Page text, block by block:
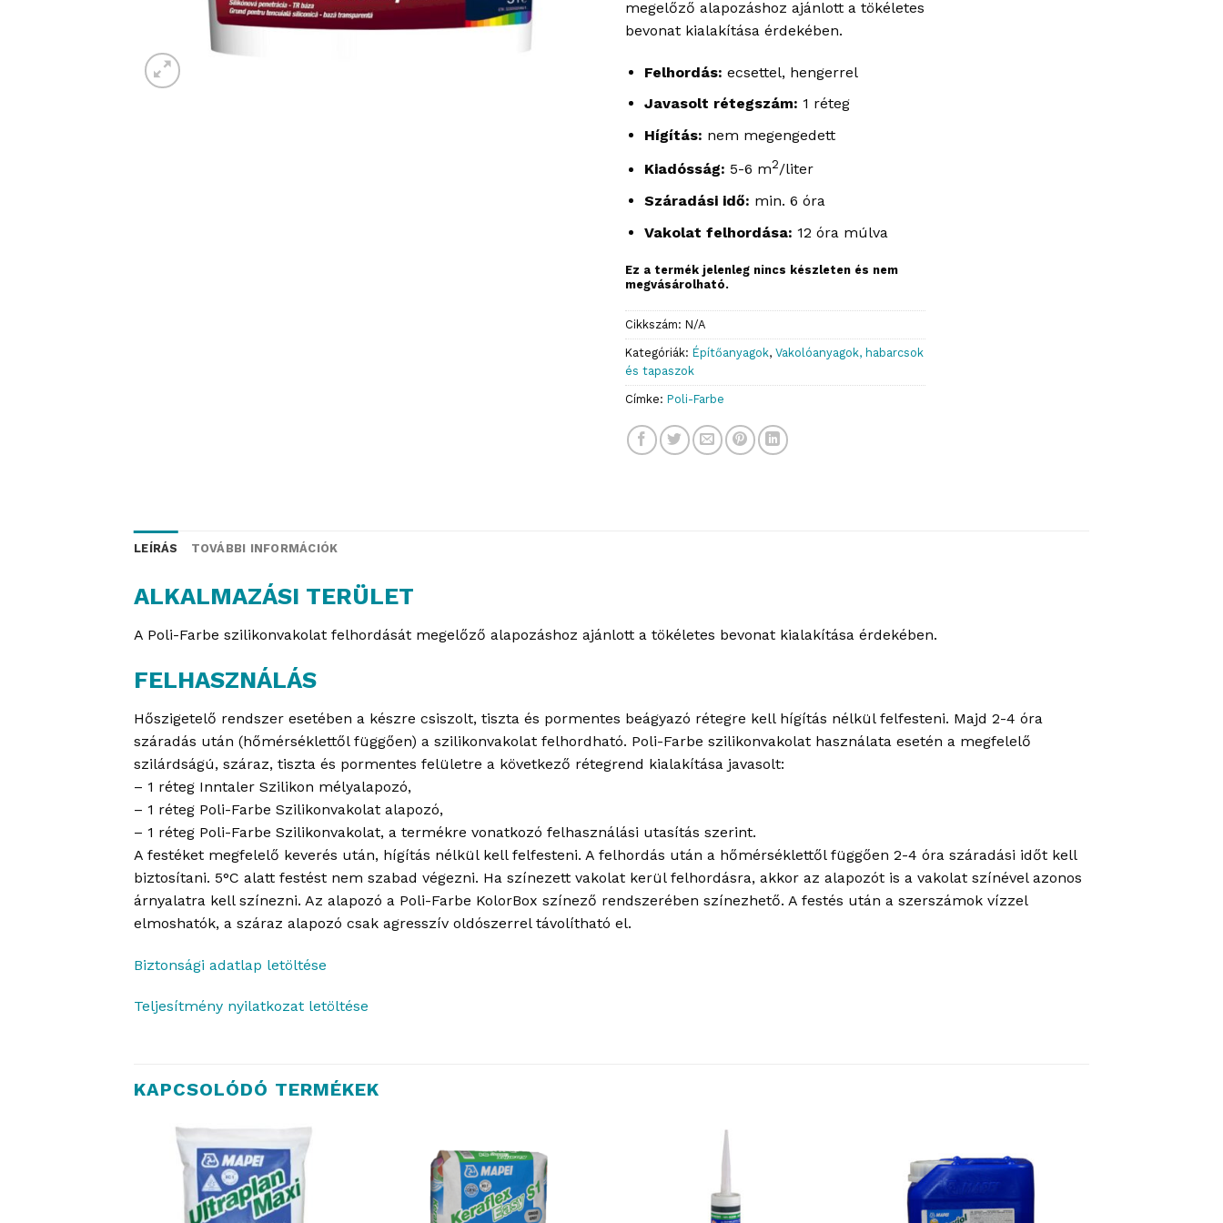
megelőző alapozáshoz ajánlott a tökéletes
bevonat kialakítása érdekében.
Felhordás: ecsettel, hengerrel
Javasolt rétegszám: 1 réteg
Hígítás: nem megengedett
Kiadósság: 5-6 m2/liter
Száradási idő: min. 6 óra
Vakolat felhordása: 12 óra múlva
Ez a termék jelenleg nincs készleten és nem
megvásárolható.
Cikkszám: N/A
Kategóriák: Építőanyagok, Vakolóanyagok, habarcsok
és tapaszok
Címke: Poli-Farbe
LEÍRÁS TOVÁBBI INFORMÁCIÓK
ALKALMAZÁSI TERÜLET
A Poli-Farbe szilikonvakolat felhordását megelőző alapozáshoz ajánlott a tökéletes bevonat kialakítása érdekében.
FELHASZNÁLÁS
Hőszigetelő rendszer esetében a készre csiszolt, tiszta és pormentes beágyazó rétegre kell hígítás nélkül felfesteni. Majd 2-4 óra
száradás után (hőmérséklettől függően) a szilikonvakolat felhordható. Poli-Farbe szilikonvakolat használata esetén a megfelelő
szilárdságú, száraz, tiszta és pormentes felületre a következő rétegrend kialakítása javasolt:
– 1 réteg Inntaler Szilikon mélyalapozó,
– 1 réteg Poli-Farbe Szilikonvakolat alapozó,
– 1 réteg Poli-Farbe Szilikonvakolat, a termékre vonatkozó felhasználási utasítás szerint.
A festéket megfelelő keverés után, hígítás nélkül kell felfesteni. A felhordás után a hőmérséklettől függően 2-4 óra száradási időt kell
biztosítani. 5°C alatt festést nem szabad végezni. Ha színezett vakolat kerül felhordásra, akkor az alapozót is a vakolat színével azonos
árnyalatra kell színezni. Az alapozó a Poli-Farbe KolorBox színező rendszerében színezhető. A festés után a szerszámok vízzel
elmoshatók, a száraz alapozó csak agresszív oldószerrel távolítható el.
Biztonsági adatlap letöltése
Teljesítmény nyilatkozat letöltése
KAPCSOLÓDÓ TERMÉKEK